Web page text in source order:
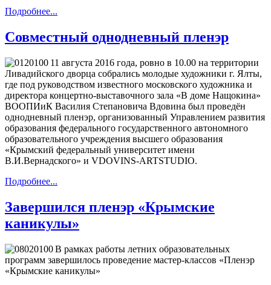
Подробнее...
Совместный однодневный пленэр
11 августа 2016 года, ровно в 10.00 на территории
Ливадийского дворца собрались молодые художники г. Ялты,
где под руководством известного московского художника и
директора концертно-выставочного зала «В доме Нащокина»
ВООПИиК Василия Степановича Вдовина был проведён
однодневный пленэр, организованный Управлением развития
образования федерального государственного автономного
образовательного учреждения высшего образования
«Крымский федеральный университет имени
В.И.Вернадского» и VDOVINS-ARTSTUDIO.
Подробнее...
Завершился пленэр «Крымские
каникулы»
В рамках работы летних образовательных
программ завершилось проведение мастер-классов «Пленэр
«Крымские каникулы»